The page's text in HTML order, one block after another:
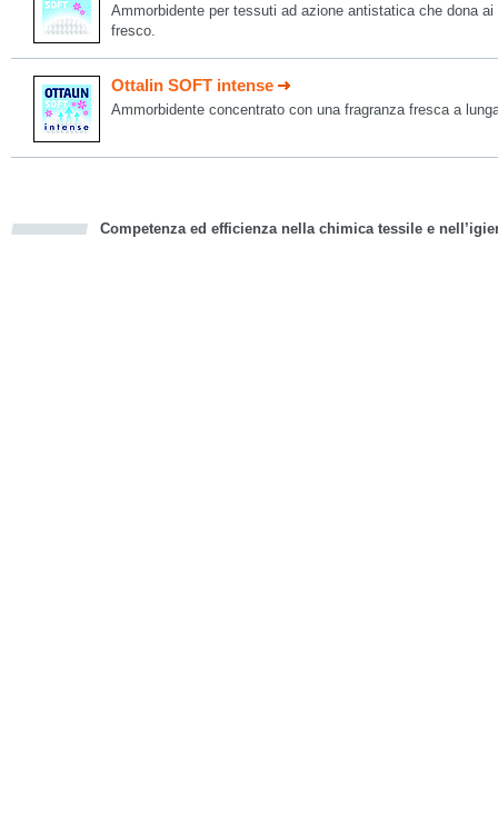
Ammorbidente per tessuti ad azione antistatica che dona
fresco.
Ottalin SOFT intense
Ammorbidente concentrato con una fragranza fresca a
Competenza ed efficienza nella chimica tessile e